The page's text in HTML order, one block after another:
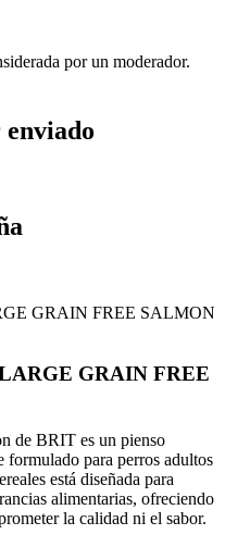
por un moderador.
enviado
GRAIN FREE
de BRIT es un pienso
formulado para perros adultos
está diseñada para
alimentarias, ofreciendo
la calidad ni el sabor.